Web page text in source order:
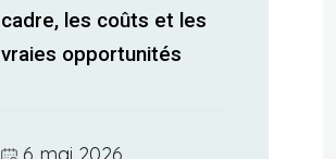
cadre, les coûts et les
vraies opportunités